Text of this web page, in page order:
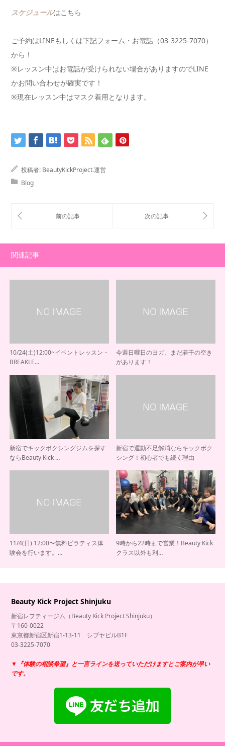
スケジュールはこちら
ご予約はLINEもしくは下記フォーム・お電話（03-3225-7070）
から！
※レッスン中はお電話が受けられない場合がありますのでLINE
かお問い合わせが確実です！
※現在レッスン中はマスク着用となります。
投稿者: BeautyKickProject.運営
Blog
関連記事
10/24(土)12:00~イベントレッスン・
BREAKLE…
今週日曜日のヨガ、まだ若干の空き
があります！
新宿でキックボクシングジムを探す
ならBeauty Kick …
新宿で運動不足解消ならキックボク
シング！初心者でも続く理由
11/4(日) 12:00〜無料ピラティス体
験会を行います。…
9時から22時まで営業！Beauty Kick
クラス以外も利…
Beauty Kick Project Shinjuku
新宿レフティージム（Beauty Kick Project Shinjuku）
〒160-0022
東京都新宿区新宿1-13-11 シブヤビルB1F
03-3225-7070
▼『体験の相談希望』と一言ラインを送っていただけますとご案内が早い
です。